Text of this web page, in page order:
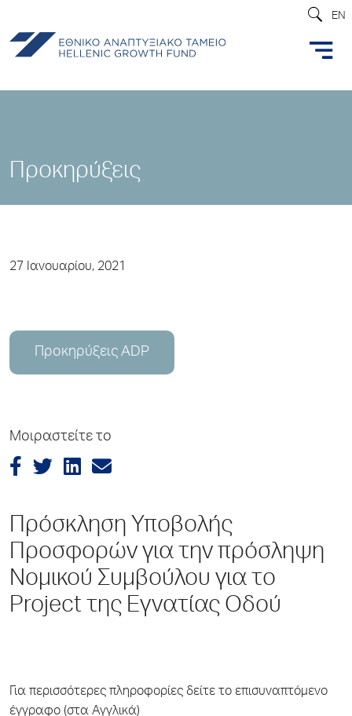
EN
Προκηρύξεις
27 Ιανουαρίου, 2021
Προκηρύξεις ADP
Μοιραστείτε το
Πρόσκληση Υποβολής
Προσφορών για την πρόσληψη
Νομικού Συμβούλου για το
Project της Εγνατίας Οδού
Για περισσότερες πληροφορίες δείτε το επισυναπτόμενο
έγγραφο (στα Αγγλικά)